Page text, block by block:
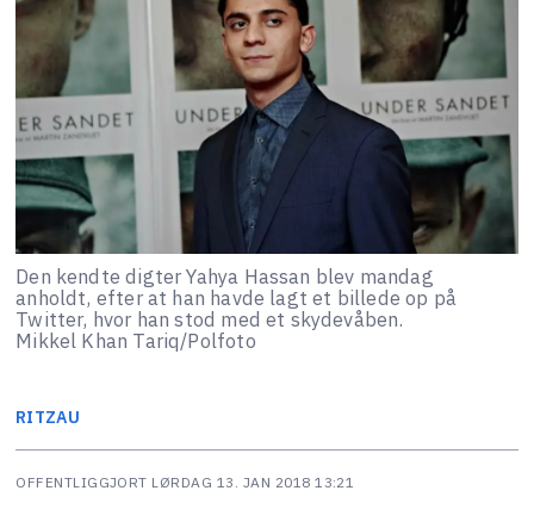
Den kendte digter Yahya Hassan blev mandag
anholdt, efter at han havde lagt et billede op på
Twitter, hvor han stod med et skydevåben.
Mikkel Khan Tariq/Polfoto
RITZAU
OFFENTLIGGJORT LØRDAG 13. JAN 2018 13:21